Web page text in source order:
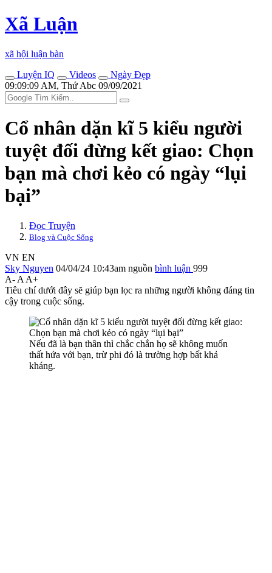
Xã Luận
xã hội luận bàn
Luyện IQ
Videos
Ngày Đẹp
09:09:09 AM, Thứ Abc 09/09/2021
Cổ nhân dặn kĩ 5 kiểu người
tuyệt đối đừng kết giao: Chọn
bạn mà chơi kẻo có ngày “lụi
bại”
Đọc Truyện
Blog và Cuộc Sống
VN EN
Sky Nguyen 04/04/24 10:43am nguồn bình luận 999
A- A A+
Tiêu chí dưới đây sẽ giúp bạn lọc ra những người không đáng tin
cậy trong cuộc sống.
Nếu đã là bạn thân thì chắc chắn họ sẽ không muốn
thất hứa với bạn, trừ phi đó là trường hợp bất khả
kháng.